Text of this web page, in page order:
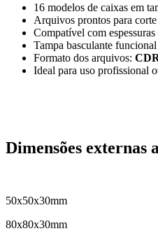
16 modelos de caixas em
Arquivos prontos para
Compatível com
Tampa basculante
Formato dos arquivos:
Ideal para uso profissional
Dimensões externas
50x50x30mm
80x80x30mm